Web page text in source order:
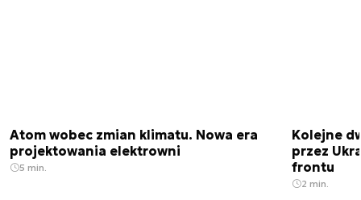
Atom wobec zmian klimatu. Nowa era
projektowania elektrowni
5 min.
Kolejne
przez
frontu
2 min.